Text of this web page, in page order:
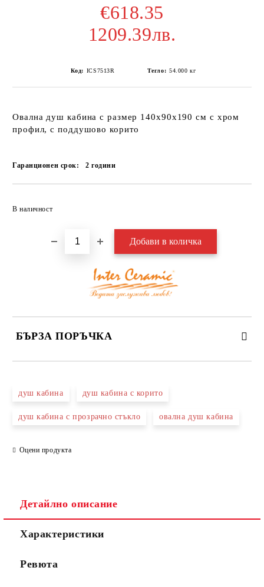
€618.35
1209.39лв.
Код: ICS7513R Тегло: 54.000 кг
Овална душ кабина с размер 140х90х190 см с хром
профил, с поддушово корито
Гаранционен срок: 2години
В наличност
БЪРЗА ПОРЪЧКА
Съгласен съм с
душ кабина душ кабина с корито
душ кабина с прозрачно стъкло овална душ кабина
Оцени продукта
Детайлно описание
Характеристики
Ревюта